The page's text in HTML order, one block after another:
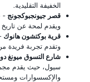
الخفيفة التقليدية.
قصر جيونجبوكجونج -
ويقدم لمحة عن
قرية بوكتشون هانوك
وتقدم تجربة فريدة
شارع التسوق ميونغ
سيول، حيث يقدم
والإكسسوارات